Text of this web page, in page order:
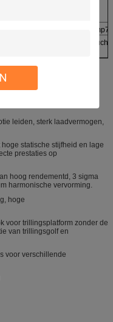
Gedwongen -
leiden, sterk laadvermogen,
statische stijfheid en lage
prestaties op
hoog rendementd, 3 sigma
harmonische vervorming.
hoge
voor trillingsplatform zonder de
van trillingsgolf en
voor verschillende